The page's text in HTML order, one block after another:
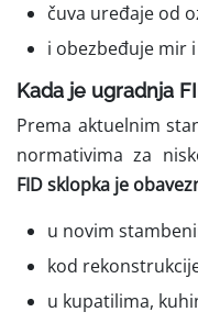
čuva uređaje od
i obezbeđuje mir
Kada je ugradnja
Prema aktuelnim
normativima za
FID sklopka je
u novim
kod
u kupatilima,